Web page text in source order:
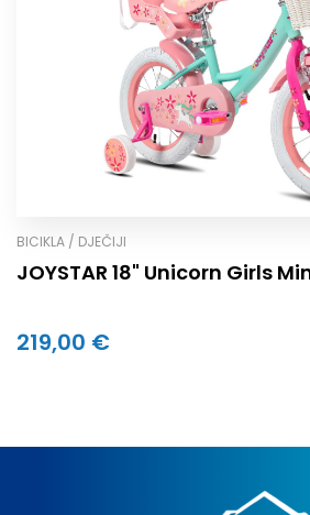
BICIKLA / DJEČIJI
JOYSTAR 18" Unicorn Girls
219,00 €